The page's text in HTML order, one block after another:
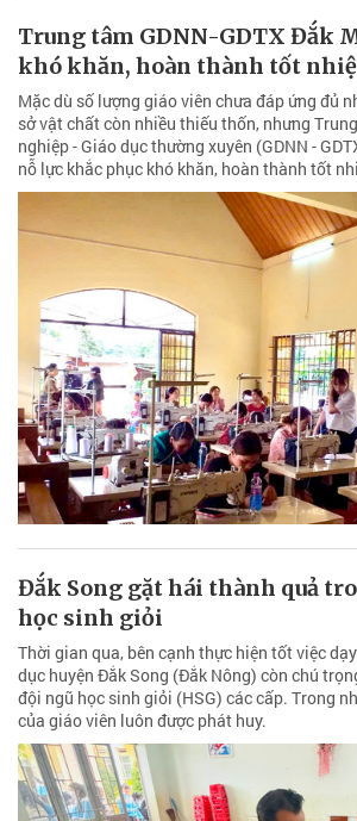
Trung tâm GDNN-GDTX Đắk
khó khăn, hoàn thành tốt
Mặc dù số lượng giáo viên chưa đáp ứng đủ
sở vật chất còn nhiều thiếu thốn, nhưng
nghiệp - Giáo dục thường xuyên (GDNN -
nỗ lực khắc phục khó khăn, hoàn thành tốt
Đắk Song gặt hái thành quả
học sinh giỏi
Thời gian qua, bên cạnh thực hiện tốt việc
dục huyện Đắk Song (Đắk Nông) còn chú
đội ngũ học sinh giỏi (HSG) các cấp. Trong
của giáo viên luôn được phát huy.